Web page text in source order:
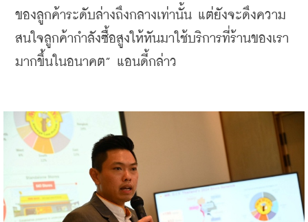
ของลูกค้าระดับล่างถึงกลางเท่านั้น แต่ยังจะดึงความ
สนใจลูกค้ากำลังซื้อสูงให้หันมาใช้บริการที่ร้านของเรา
มากขึ้นในอนาคต” แอนดี้กล่าว